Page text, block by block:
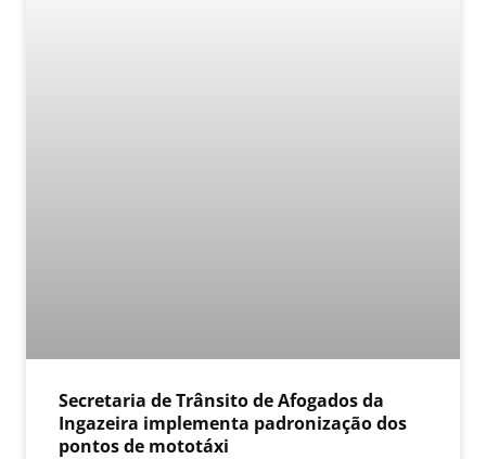
Secretaria de Trânsito de Afogados da
Ingazeira implementa padronização dos
pontos de mototáxi